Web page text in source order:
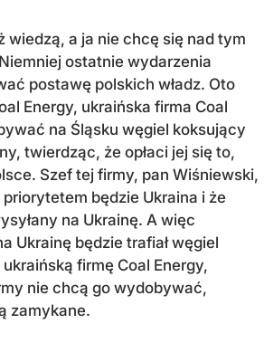
wiedzą, a ja nie chcę się nad tym
ostatnie wydarzenia
postawę polskich władz. Oto
Energy, ukraińska firma Coal
na Śląsku węgiel koksujący
twierdząc, że opłaci jej się to,
Szef tej firmy, pan Wiśniewski,
będzie Ukraina i że
na Ukrainę. A więc
Ukrainę będzie trafiał węgiel
firmę Coal Energy,
nie chcą go wydobywać,
zamykane.